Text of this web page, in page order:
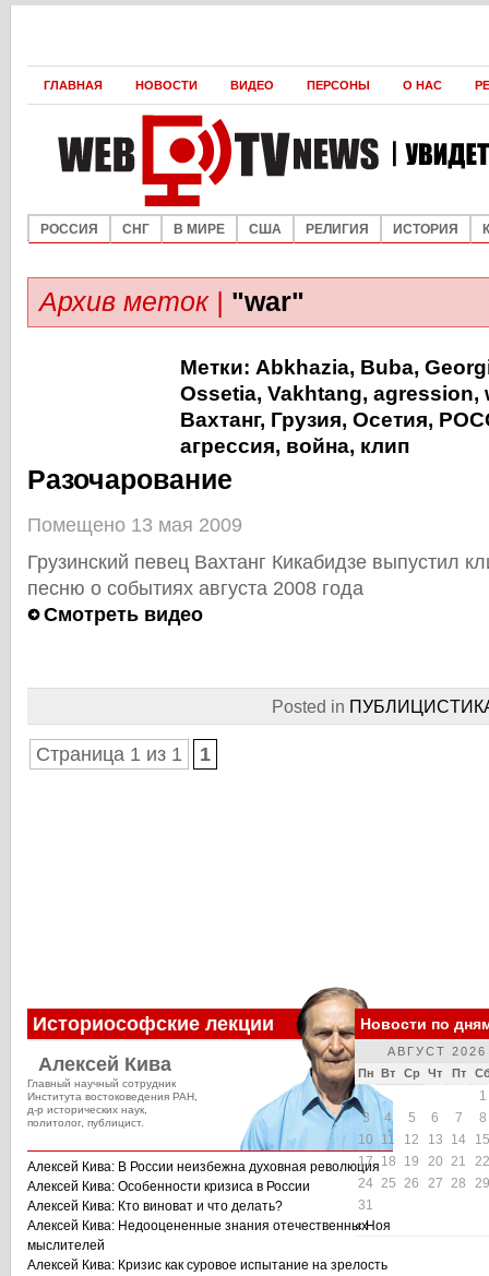
ГЛАВНАЯ НОВОСТИ ВИДЕО ПЕРСОНЫ О НАС
РОССИЯ СНГ В МИРЕ США РЕЛИГИЯ ИСТОРИЯ
Архив меток | "war"
Метки: Abkhazia, Buba,
Ossetia, Vakhtang, agression,
Вахтанг, Грузия, Осетия,
агрессия, война, клип
Разочарование
Помещено 13 мая 2009
Грузинский певец Вахтанг Кикабидзе выпустил
песню о событиях августа 2008 года
Смотреть видео
Posted in
Страница 1 из 1 1
Историософские лекции
Алексей Кива
Главный научный сотрудник
Института востоковедения РАН,
д-р исторических наук,
политолог, публицист.
Алексей Кива: В России неизбежна духовная революция
Алексей Кива: Особенности кризиса в России
Алексей Кива: Кто виноват и что делать?
Алексей Кива: Недооцененные знания отечественных
мыслителей
Алексей Кива: Кризис как суровое испытание на зрелость
Новости по
АВГУСТ 2026
Пн Вт Ср Чт Пт
1
3
4 5 6 7
8
10
11 12 13 14
15
17 18 19 20 21
22
24 25 26 27 28
29
31
« Ноя